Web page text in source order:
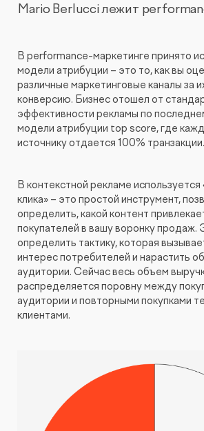
Mario Berlucci лежит
В performance-маркетинге принято
модели атрибуции – это то, как вы
различные маркетинговые каналы за
конверсию. Бизнес отошел от
эффективности рекламы по
модели атрибуции top score, где
источнику отдается 100% транзакции.
В контекстной рекламе
клика» – это простой инструмент,
определить, какой контент
покупателей в вашу воронку продаж.
определить тактику, которая
интерес потребителей и нарастить
аудитории. Сейчас весь объем
распределяется поровну между
аудитории и повторными покупками
клиентами.